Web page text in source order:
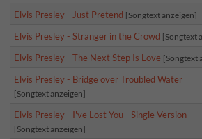
Elvis Presley - Just Pretend [Songtext anzeigen]
Elvis Presley - Stranger in the Crowd [Songtext
Elvis Presley - The Next Step Is Love [Songtext
Elvis Presley - Bridge over Troubled Water
[Songtext anzeigen]
Elvis Presley - I've Lost You - Single Version
[Songtext anzeigen]